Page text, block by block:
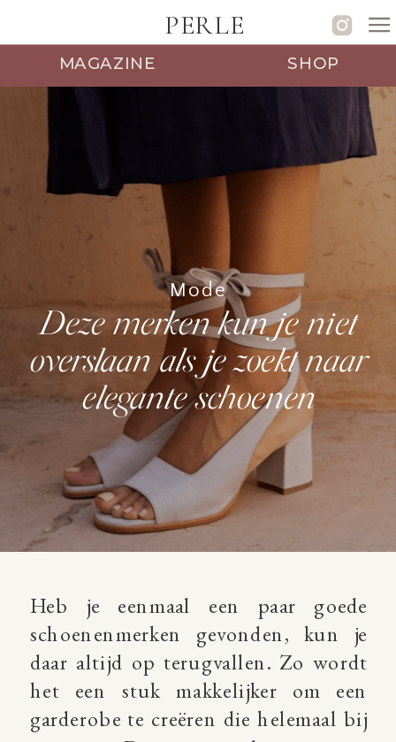
PERLE
MAGAZINE SHOP
Deze merken kun je niet
overslaan als je zoekt naar
elegante schoenen
Mode
Heb je eenmaal een paar goede
schoenenmerken gevonden, kun je
daar altijd op terugvallen. Zo wordt
het een stuk makkelijker om een
garderobe te creëren die helemaal bij